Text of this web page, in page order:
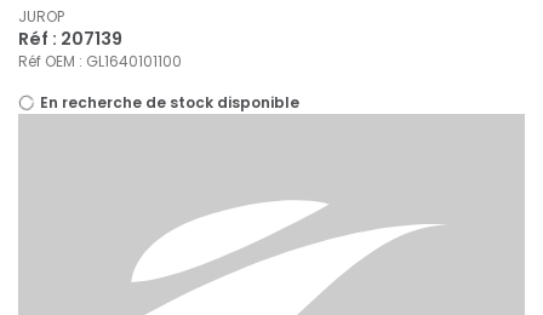
JUROP
Réf : 207139
Réf OEM : GL1640101100
En recherche de stock disponible